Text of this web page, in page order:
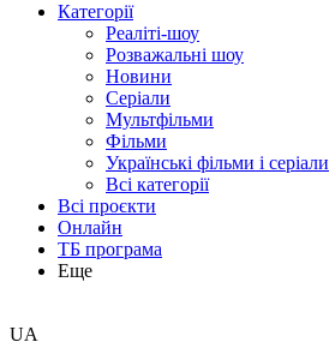
Категорії
Реаліті-шоу
Розважальні шоу
Новини
Серіали
Мультфільми
Фільми
Українські фільми і серіали
Всі категорії
Всі проєкти
Онлайн
ТБ програма
Еще
UA